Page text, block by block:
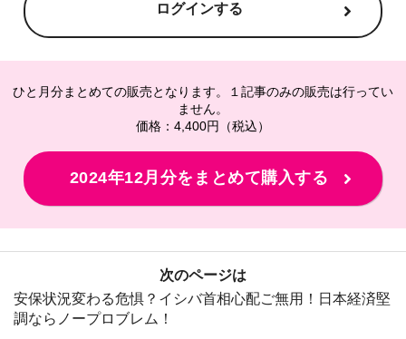
ログインする
ひと月分まとめての販売となります。１記事のみの販売は行ってい
ません。
価格：4,400円（税込）
2024年12月分をまとめて購入する
次のページは
安保状況変わる危惧？イシバ首相心配ご無用！日本経済堅
調ならノープロブレム！